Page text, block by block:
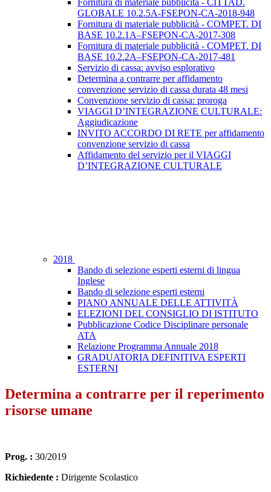
Fornitura di materiale pubblicità - CITTAD.
GLOBALE 10.2.5A-FSEPON-CA-2018-948
Fornitura di materiale pubblicità - COMPET. DI
BASE 10.2.1A–FSEPON-CA-2017-308
Fornitura di materiale pubblicità - COMPET. DI
BASE 10.2.2A–FSEPON-CA-2017-481
Servizio di cassa: avviso esplorativo
Determina a contrarre per affidamento
convenzione servizio di cassa durata 48 mesi
Convenzione servizio di cassa: proroga
VIAGGI D’INTEGRAZIONE CULTURALE:
Aggiudicazione
INVITO ACCORDO DI RETE per affidamento
convenzione servizio di cassa
Affidamento del servizio per il VIAGGI
D’INTEGRAZIONE CULTURALE
2018
Bando di selezione esperti esterni di lingua
Inglese
Bando di selezione esperti esterni
PIANO ANNUALE DELLE ATTIVITÀ
ELEZIONI DEL CONSIGLIO DI ISTITUTO
Pubblicazione Codice Disciplinare personale
ATA
Relazione Programma Annuale 2018
GRADUATORIA DEFINITIVA ESPERTI
ESTERNI
Determina a contrarre per il reperimento
risorse umane
Prog. : 30/2019
Richiedente : Dirigente Scolastico